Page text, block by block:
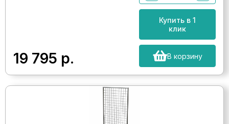
19 795 р.
Купить в 1
клик
В корзину